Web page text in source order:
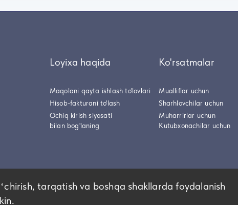
Loyixa haqida
Maqolani qayta ishlash to'lovlari
Hisob-fakturani to'lash
Ochiq kirish siyosati
bilan bog'laning
Ko'rsatmalar
Mualliflar uchun
Sharhlovchilar uchun
Muharrirlar uchun
Kutubxonachilar uchun
tarqatish va boshqa shakllarda foydalanish